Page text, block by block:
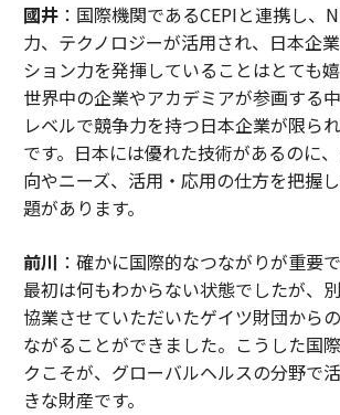
國井：国際機関であるCEPIと連携し、
力、テクノロジーが活用され、日本企
ション力を発揮していることはとても嬉
世界中の企業やアカデミアが参画する
レベルで競争力を持つ日本企業が限ら
です。日本には優れた技術があるのに
向やニーズ、活用・応用の仕方を把握
題があります。
前川 ：確かに国際的なつながりが重要
最初は何もわからない状態でしたが、
協業させていただいたゲイツ財団から
ながることができました。こうした国
クこそが、グローバルヘルスの分野で
きな財産です。